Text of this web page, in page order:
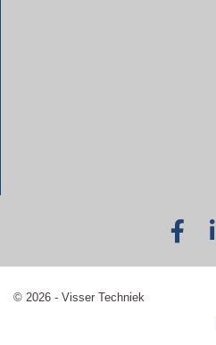
© 2026 - Visser Techniek